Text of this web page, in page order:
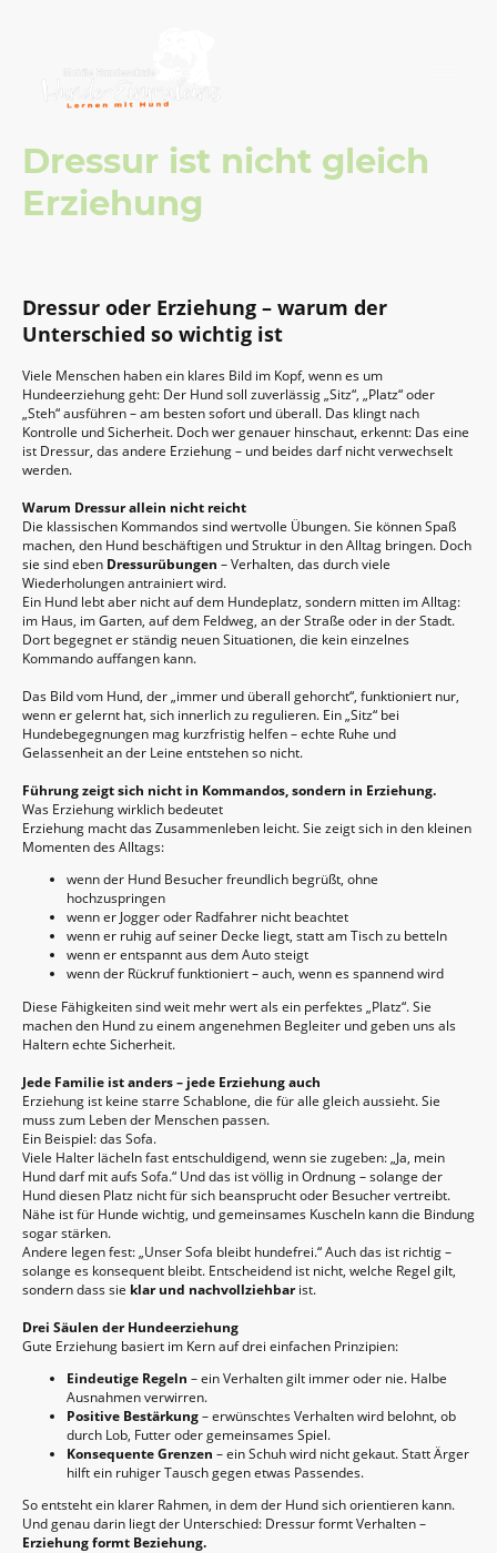
Dressur ist nicht gleich
Erziehung
Dressur oder Erziehung – warum der
Unterschied so wichtig ist
Viele Menschen haben ein klares Bild im Kopf, wenn es um
Hundeerziehung geht: Der Hund soll zuverlässig „Sitz“, „Platz“ oder
„Steh“ ausführen – am besten sofort und überall. Das klingt nach
Kontrolle und Sicherheit. Doch wer genauer hinschaut, erkennt: Das eine
ist Dressur, das andere Erziehung – und beides darf nicht verwechselt
werden.
Warum Dressur allein nicht reicht
Die klassischen Kommandos sind wertvolle Übungen. Sie können Spaß
machen, den Hund beschäftigen und Struktur in den Alltag bringen. Doch
sie sind eben Dressurübungen – Verhalten, das durch viele
Wiederholungen antrainiert wird.
Ein Hund lebt aber nicht auf dem Hundeplatz, sondern mitten im Alltag:
im Haus, im Garten, auf dem Feldweg, an der Straße oder in der Stadt.
Dort begegnet er ständig neuen Situationen, die kein einzelnes
Kommando auffangen kann.
Das Bild vom Hund, der „immer und überall gehorcht“, funktioniert nur,
wenn er gelernt hat, sich innerlich zu regulieren. Ein „Sitz“ bei
Hundebegegnungen mag kurzfristig helfen – echte Ruhe und
Gelassenheit an der Leine entstehen so nicht.
Führung zeigt sich nicht in Kommandos, sondern in Erziehung.
Was Erziehung wirklich bedeutet
Erziehung macht das Zusammenleben leicht. Sie zeigt sich in den kleinen
Momenten des Alltags:
wenn der Hund Besucher freundlich begrüßt, ohne
hochzuspringen
wenn er Jogger oder Radfahrer nicht beachtet
wenn er ruhig auf seiner Decke liegt, statt am Tisch zu betteln
wenn er entspannt aus dem Auto steigt
wenn der Rückruf funktioniert – auch, wenn es spannend wird
Diese Fähigkeiten sind weit mehr wert als ein perfektes „Platz“. Sie
machen den Hund zu einem angenehmen Begleiter und geben uns als
Haltern echte Sicherheit.
Jede Familie ist anders – jede Erziehung auch
Erziehung ist keine starre Schablone, die für alle gleich aussieht. Sie
muss zum Leben der Menschen passen.
Ein Beispiel: das Sofa.
Viele Halter lächeln fast entschuldigend, wenn sie zugeben: „Ja, mein
Hund darf mit aufs Sofa.“ Und das ist völlig in Ordnung – solange der
Hund diesen Platz nicht für sich beansprucht oder Besucher vertreibt.
Nähe ist für Hunde wichtig, und gemeinsames Kuscheln kann die Bindung
sogar stärken.
Andere legen fest: „Unser Sofa bleibt hundefrei.“ Auch das ist richtig –
solange es konsequent bleibt. Entscheidend ist nicht, welche Regel gilt,
sondern dass sie klar und nachvollziehbarist.
Drei Säulen der Hundeerziehung
Gute Erziehung basiert im Kern auf drei einfachen Prinzipien:
Eindeutige Regeln – ein Verhalten gilt immer oder nie. Halbe
Ausnahmen verwirren.
Positive Bestärkung– erwünschtes Verhalten wird belohnt, ob
durch Lob, Futter oder gemeinsames Spiel.
Konsequente Grenzen – ein Schuh wird nicht gekaut. Statt Ärger
hilft ein ruhiger Tausch gegen etwas Passendes.
So entsteht ein klarer Rahmen, in dem der Hund sich orientieren kann.
Und genau darin liegt der Unterschied: Dressur formt Verhalten –
Erziehung formt Beziehung.